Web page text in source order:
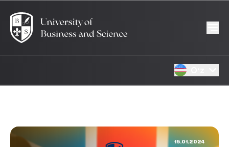
15.01.2024